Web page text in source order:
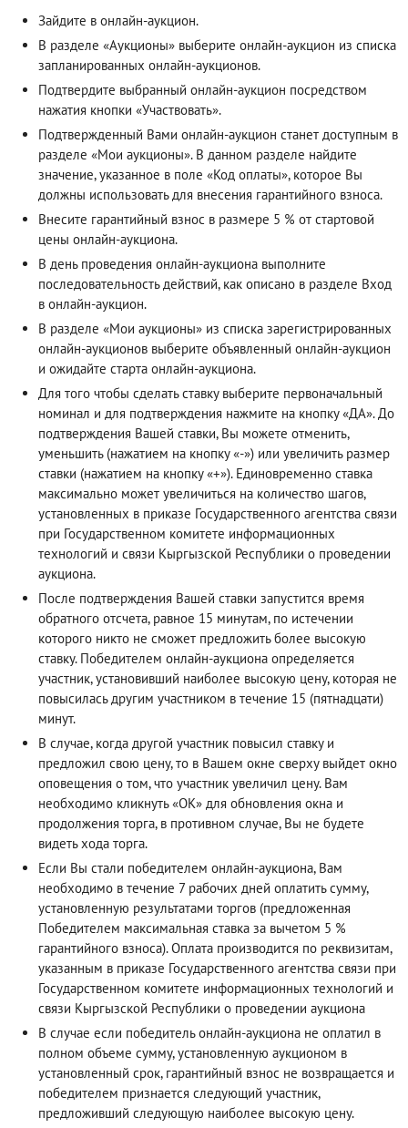
Зайдите в онлайн-аукцион.
В разделе «Аукционы» выберите онлайн-аукцион из списка
запланированных онлайн-аукционов.
Подтвердите выбранный онлайн-аукцион посредством
нажатия кнопки «Участвовать».
Подтвержденный Вами онлайн-аукцион станет доступным в
разделе «Мои аукционы». В данном разделе найдите
значение, указанное в поле «Код оплаты», которое Вы
должны использовать для внесения гарантийного взноса.
Внесите гарантийный взнос в размере 5 % от стартовой
цены онлайн-аукциона.
В день проведения онлайн-аукциона выполните
последовательность действий, как описано в разделе Вход
в онлайн-аукцион.
В разделе «Мои аукционы» из списка зарегистрированных
онлайн-аукционов выберите объявленный онлайн-аукцион
и ожидайте старта онлайн-аукциона.
Для того чтобы сделать ставку выберите первоначальный
номинал и для подтверждения нажмите на кнопку «ДА». До
подтверждения Вашей ставки, Вы можете отменить,
уменьшить (нажатием на кнопку «-») или увеличить размер
ставки (нажатием на кнопку «+»). Единовременно ставка
максимально может увеличиться на количество шагов,
установленных в приказе Государственного агентства связи
при Государственном комитете информационных
технологий и связи Кыргызской Республики о проведении
аукциона.
После подтверждения Вашей ставки запустится время
обратного отсчета, равное 15 минутам, по истечении
которого никто не сможет предложить более высокую
ставку. Победителем онлайн-аукциона определяется
участник, установивший наиболее высокую цену, которая не
повысилась другим участником в течение 15 (пятнадцати)
минут.
В случае, когда другой участник повысил ставку и
предложил свою цену, то в Вашем окне сверху выйдет окно
оповещения о том, что участник увеличил цену. Вам
необходимо кликнуть «ОК» для обновления окна и
продолжения торга, в противном случае, Вы не будете
видеть хода торга.
Если Вы стали победителем онлайн-аукциона, Вам
необходимо в течение 7 рабочих дней оплатить сумму,
установленную результатами торгов (предложенная
Победителем максимальная ставка за вычетом 5 %
гарантийного взноса). Оплата производится по реквизитам,
указанным в приказе Государственного агентства связи при
Государственном комитете информационных технологий и
связи Кыргызской Республики о проведении аукциона
В случае если победитель онлайн-аукциона не оплатил в
полном объеме сумму, установленную аукционом в
установленный срок, гарантийный взнос не возвращается и
победителем признается следующий участник,
предложивший следующую наиболее высокую цену.